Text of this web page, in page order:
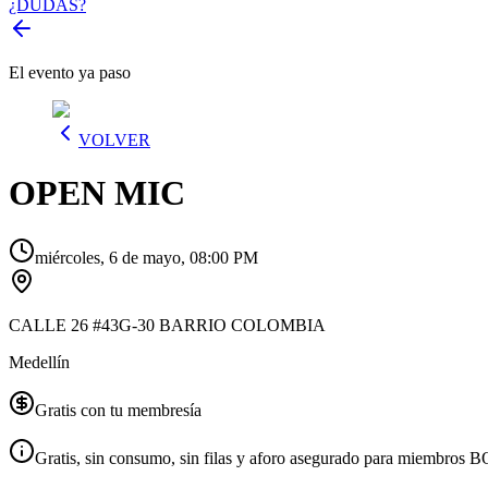
¿DUDAS?
El evento ya paso
VOLVER
OPEN MIC
miércoles, 6 de mayo, 08:00 PM
CALLE 26 #43G-30 BARRIO COLOMBIA
Medellín
Gratis con tu membresía
Gratis, sin consumo, sin filas y aforo asegurado para miembros